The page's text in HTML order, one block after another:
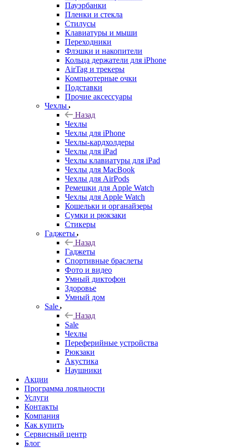
Пауэрбанки
Пленки и стекла
Стилусы
Клавиатуры и мыши
Переходники
Флэшки и накопители
Кольца держатели для iPhone
AirTag и трекеры
Компьютерные очки
Подставки
Прочие аксессуары
Чехлы
Назад
Чехлы
Чехлы для iPhone
Чехлы-кардхолдеры
Чехлы для iPad
Чехлы клавиатуры для iPad
Чехлы для MacBook
Чехлы для AirPods
Ремешки для Apple Watch
Чехлы для Apple Watch
Кошельки и органайзеры
Сумки и рюкзаки
Стикеры
Гаджеты
Назад
Гаджеты
Спортивные браслеты
Фото и видео
Умный диктофон
Здоровье
Умный дом
Sale
Назад
Sale
Чехлы
Переферийные устройства
Рюкзаки
Акустика
Наушники
Акции
Программа лояльности
Услуги
Контакты
Компания
Как купить
Сервисный центр
Блог